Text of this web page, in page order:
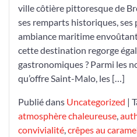
ville côtière pittoresque de
ses remparts historiques, ses
ambiance maritime
cette destination regorge
gastronomiques ? Parmi les
qu’offre Saint-Malo, les […]
Publié dans Uncategorized |
atmosphère chaleureuse
convivialité crêpes au